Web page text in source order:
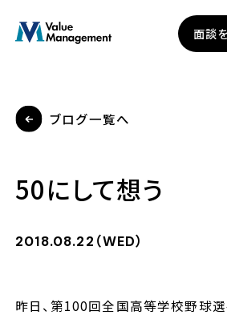
個人のお客さま
法人のお客さま
企業型確定拠出年金
面談
ブログ一覧へ
50にして想う
2018.08.22（WED）
昨日、第100回全国高等学校野球